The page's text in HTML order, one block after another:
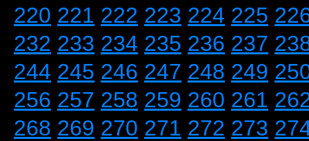
220 221 222 223 224 225
232 233 234 235 236 237
244 245 246 247 248 249
256 257 258 259 260 261
268 269 270 271 272 273